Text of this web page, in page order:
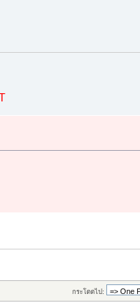
กระโดดไป: